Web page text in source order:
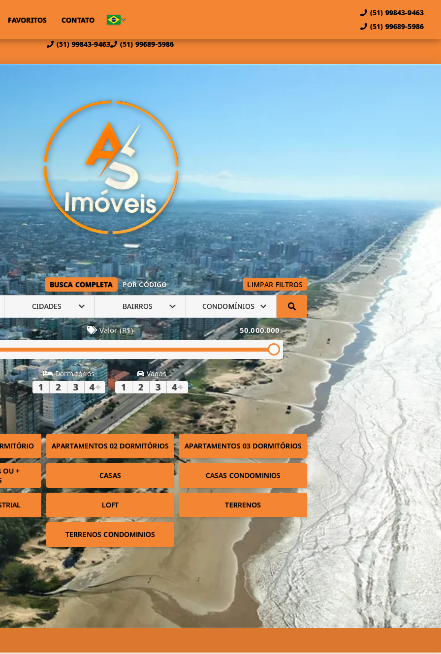
(51) 99843-9463 (51) 99689-5986
FAVORITOS CONTATO
(51) 99843-9463
(51) 99689-5986
BUSCA COMPLETA POR CÓDIGO LIMPAR FILTROS
CIDADES BAIRROS CONDOMÍNIOS
Valor (R$) 50.000.000
Dormitórios
1 2 3 4+
Vagas
1 2 3 4+
APARTAMENTOS 02 DORMITÓRIOS APARTAMENTOS 03 DORMITÓRIOS
OU +
CASAS CASAS CONDOMINIOS
LOFT TERRENOS
TERRENOS CONDOMINIOS